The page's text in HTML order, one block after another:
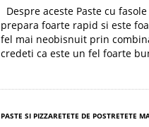
Despre aceste Paste cu
prepara foarte rapid si este
fel mai neobisnuit prin
credeti ca este un fel foarte
PASTE SI PIZZARETETE DE POSTRETETE